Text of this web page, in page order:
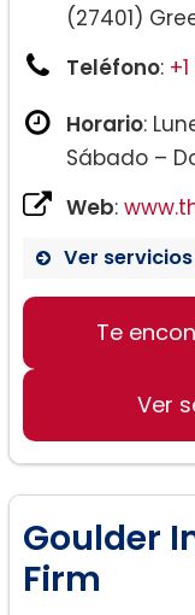
(27401)
Teléfono:
Horario:
Sábado –
Web:
Ver
Te
Ver
Goulder
Firm